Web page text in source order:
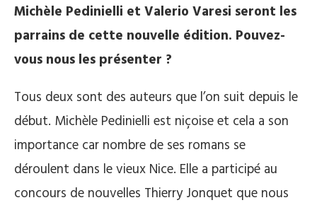
Michèle Pedinielli et Valerio Varesi seront les
parrains de cette nouvelle édition. Pouvez-
vous nous les présenter ?
Tous deux sont des auteurs que l’on suit depuis le
début. Michèle Pedinielli est niçoise et cela a son
importance car nombre de ses romans se
déroulent dans le vieux Nice. Elle a participé au
concours de nouvelles Thierry Jonquet que nous